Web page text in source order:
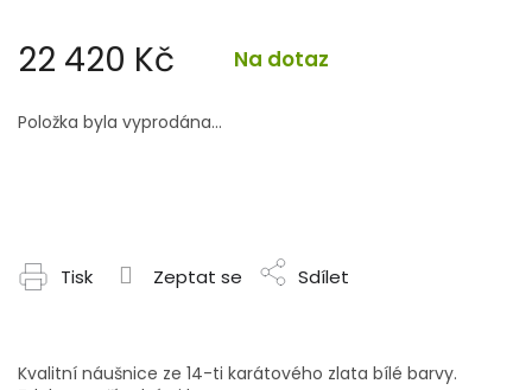
22 420 Kč Na dotaz
cena:
Položka byla vyprodána…
Tisk Zeptat se Sdílet
Kvalitní náušnice ze 14-ti karátového zlata bílé barvy.